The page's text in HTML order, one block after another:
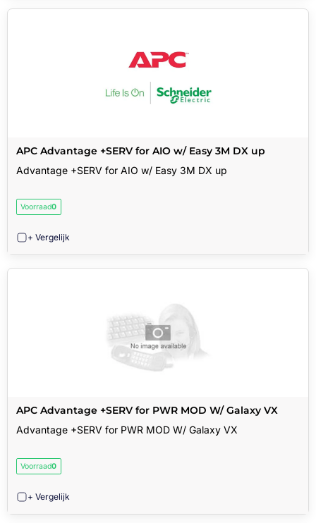
APC Advantage +SERV for AIO w/ Easy 3M DX up
Advantage +SERV for AIO w/ Easy 3M DX up
Voorraad0
+ Vergelijk
APC Advantage +SERV for PWR MOD W/ Galaxy VX
Advantage +SERV for PWR MOD W/ Galaxy VX
Voorraad0
+ Vergelijk